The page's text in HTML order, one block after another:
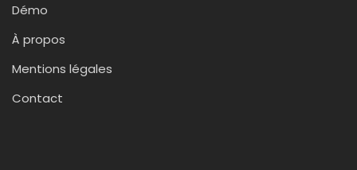
Démo
À propos
Mentions légales
Contact